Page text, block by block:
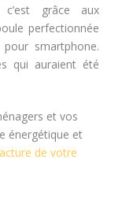
c’est grâce aux
perfectionnée
smartphone.
qui auraient été
et vos
énergétique et
de votre